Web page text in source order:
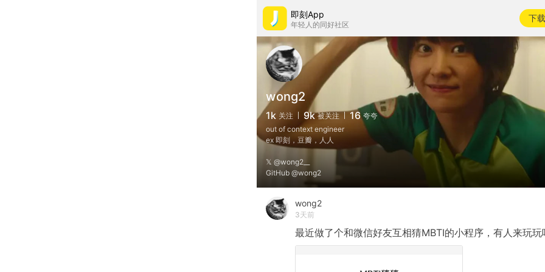
即刻App
年轻人的同好社区
下载
wong2
1k 关注 9k 被关注 16 夸夸
out of context engineer
ex 即刻，豆瓣，人人
𝕏 @wong2__
GitHub @wong2
wong2
3天前
最近做了个和微信好友互相猜MBTI的小程序，有人来玩玩